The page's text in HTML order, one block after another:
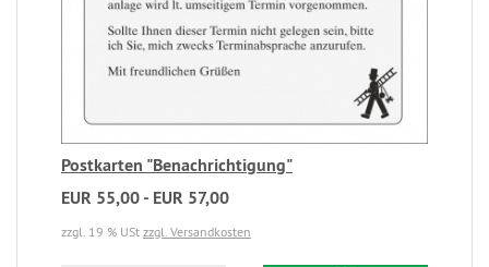
Postkarten "Benachrichtigung"
EUR 55,00 - EUR 57,00
zzgl. 19 % USt zzgl. Versandkosten